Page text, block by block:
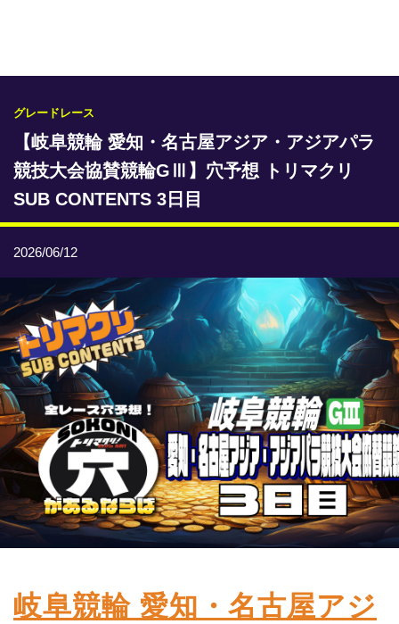
レース情報
本日のおすすめレース
年間開催予定表
トリマクリオリジナル予想
トリマクリコラム
お知らせ
番記者とくダネ！
選手ランキング
競輪場ガイド
記者紹介
ご意見をお聞かせください
グレードレース
【岐阜競輪 愛知・名古屋アジア・アジアパラ
競技大会協賛競輪GⅢ】穴予想 トリマクリ
SUB CONTENTS 3日目
2026/06/12
岐阜競輪 愛知・名古屋アジ